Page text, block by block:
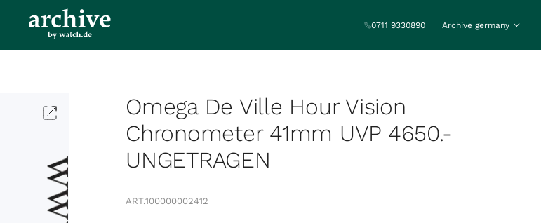
0711 9330890 Archive germany
Omega De Ville Hour Vision
Chronometer 41mm UVP 4650.-
UNGETRAGEN
ART.100000002412